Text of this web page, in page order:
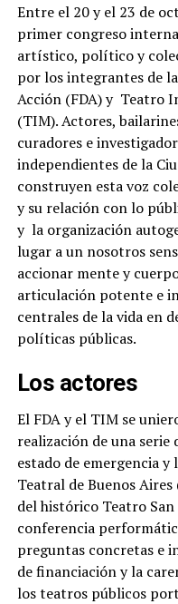
Entre el 20 y el 23 de
primer congreso
artístico, político y
por los integrantes de
Acción (FDA) y Teatro
(TIM). Actores,
curadores e
independientes de la
construyen esta voz
y su relación con lo
y la organización
lugar a un nosotros
accionar mente y
articulación potente e
centrales de la vida en
políticas públicas.
Los actores
El FDA y el TIM se
realización de una serie
estado de emergencia
Teatral de Buenos
del histórico Teatro
conferencia
preguntas concretas e
de financiación y la
los teatros públicos